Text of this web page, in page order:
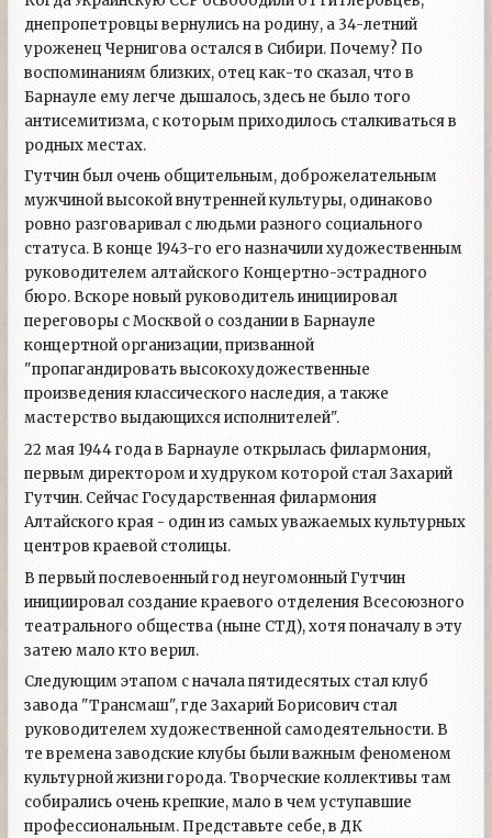
днепропетровцы вернулись на родину, а 34-летний
уроженец Чернигова остался в Сибири. Почему? По
воспоминаниям близких, отец как-то сказал, что в
Барнауле ему легче дышалось, здесь не было того
антисемитизма, с которым приходилось сталкиваться в
родных местах.
Гутчин был очень общительным, доброжелательным
мужчиной высокой внутренней культуры, одинаково
ровно разговаривал с людьми разного социального
статуса. В конце 1943-го его назначили художественным
руководителем алтайского Концертно-эстрадного
бюро. Вскоре новый руководитель инициировал
переговоры с Москвой о создании в Барнауле
концертной организации, призванной
"пропагандировать высокохудожественные
произведения классического наследия, а также
мастерство выдающихся исполнителей".
22 мая 1944 года в Барнауле открылась филармония,
первым директором и худруком которой стал Захарий
Гутчин. Сейчас Государственная филармония
Алтайского края - один из самых уважаемых культурных
центров краевой столицы.
В первый послевоенный год неугомонный Гутчин
инициировал создание краевого отделения Всесоюзного
театрального общества (ныне СТД), хотя поначалу в эту
затею мало кто верил.
Следующим этапом с начала пятидесятых стал клуб
завода "Трансмаш", где Захарий Борисович стал
руководителем художественной самодеятельности. В
те времена заводские клубы были важным феноменом
культурной жизни города. Творческие коллективы там
собирались очень крепкие, мало в чем уступавшие
профессиональным. Представьте себе, в ДК